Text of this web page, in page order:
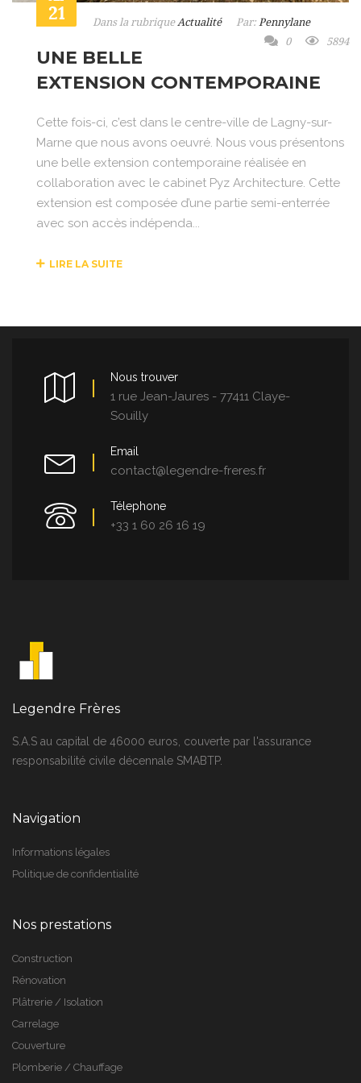
21 Dans la rubriqueActualité Par: Pennylane
0
5894
UNE BELLE
EXTENSION CONTEMPORAINE
Cette fois-ci, c’est dans le centre-ville de Lagny-sur-
Marne que nous avons oeuvré. Nous vous présentons
une belle extension contemporaine réalisée en
collaboration avec le cabinet Pyz Architecture. Cette
extension est composée d’une partie semi-enterrée
avec son accès indépenda...
LIRE LA SUITE
Nous trouver
1 rue Jean-Jaures - 77411 Claye-
Souilly
Email
contact@legendre-freres.fr
Télephone
+33 1 60 26 16 19
Legendre Frères
S.A.S au capital de 46000 euros, couverte par l'assurance
responsabilité civile décennale SMABTP.
Navigation
Informations légales
Politique de confidentialité
Nos prestations
Construction
Rénovation
Plâtrerie / Isolation
Carrelage
Couverture
Plomberie / Chauffage